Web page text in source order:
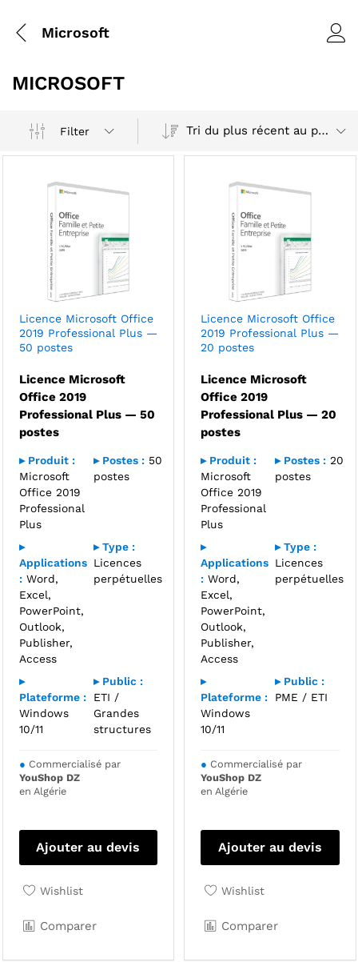
Microsoft
MICROSOFT
Filter Tri du plus récent au plus ancien
Licence Microsoft Office
2019 Professional Plus —
50 postes
Licence Microsoft
Office 2019
Professional Plus — 50
postes
▸ Produit :
Microsoft
Office 2019
Professional
Plus
▸ Postes :50
postes
▸
Applications
:Word,
Excel,
PowerPoint,
Outlook,
Publisher,
Access
▸ Type :
Licences
perpétuelles
▸
Plateforme :
Windows
10/11
▸ Public :
ETI /
Grandes
structures
● Commercialisé par
YouShop DZ
en Algérie
Ajouter au devis
Wishlist
Comparer
Licence Microsoft Office
2019 Professional Plus —
20 postes
Licence Microsoft
Office 2019
Professional Plus — 20
postes
▸ Produit :
Microsoft
Office 2019
Professional
Plus
▸ Postes : 20
postes
▸
Applications
: Word,
Excel,
PowerPoint,
Outlook,
Publisher,
Access
▸ Type :
Licences
perpétuelles
▸
Plateforme :
Windows
10/11
▸ Public :
PME / ETI
● Commercialisé par
YouShop DZ
en Algérie
Ajouter au devis
Wishlist
Comparer